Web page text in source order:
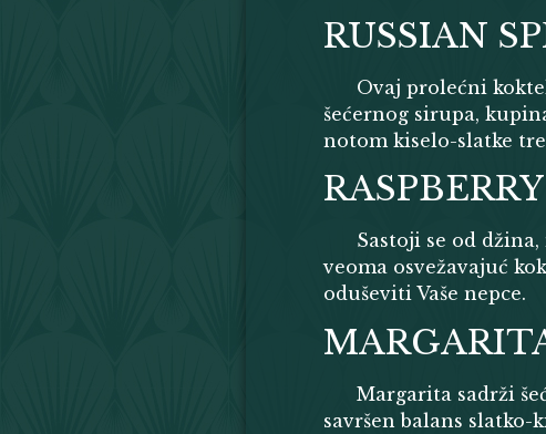
RUSSIAN
Ovaj prolećni
šećernog sirupa,
notom kiselo-slatke
Sastoji se od
veoma osvežavajuć
oduševiti Vaše nepce.
Margarita sadrži
savršen balans